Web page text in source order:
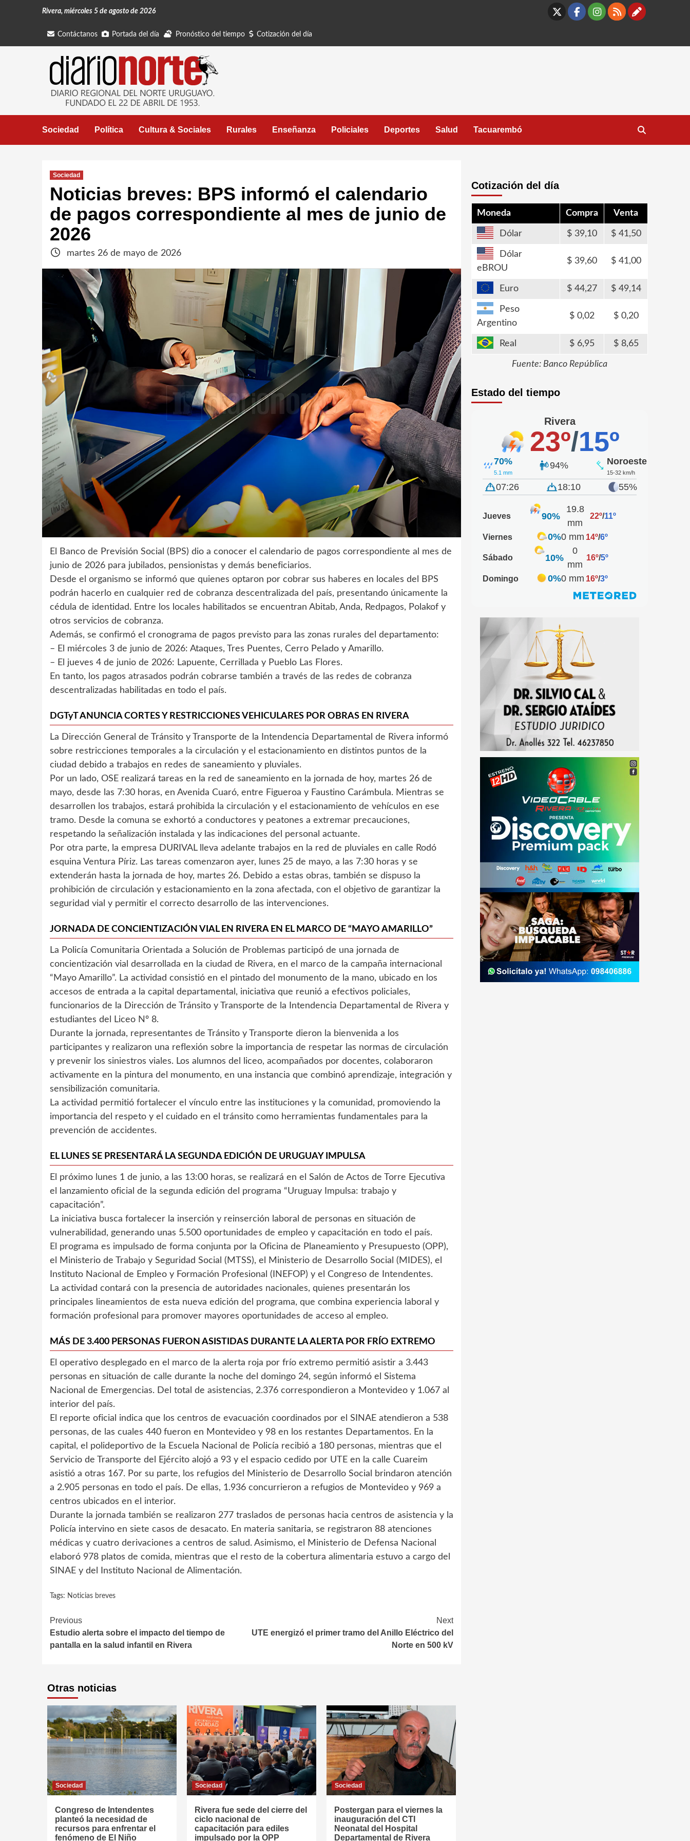
Rivera, miércoles 5 de agosto de 2026
Contáctanos Portada del día Pronóstico del tiempo Cotización del día
X Facebook
Instagram
RSS
Sociedad Política Cultura & Sociales Rurales Enseñanza Policiales Deportes Salud Tacuarembó
Sociedad
Noticias breves: BPS informó el calendario
de pagos correspondiente al mes de junio de
2026
martes 26 de mayo de 2026
El Banco de Previsión Social (BPS) dio a conocer el calendario de pagos correspondiente al mes de
junio de 2026 para jubilados, pensionistas y demás beneficiarios.
Desde el organismo se informó que quienes optaron por cobrar sus haberes en locales del BPS
podrán hacerlo en cualquier red de cobranza descentralizada del país, presentando únicamente la
cédula de identidad. Entre los locales habilitados se encuentran Abitab, Anda, Redpagos, Polakof y
otros servicios de cobranza.
Además, se confirmó el cronograma de pagos previsto para las zonas rurales del departamento:
– El miércoles 3 de junio de 2026: Ataques, Tres Puentes, Cerro Pelado y Amarillo.
– El jueves 4 de junio de 2026: Lapuente, Cerrillada y Pueblo Las Flores.
En tanto, los pagos atrasados podrán cobrarse también a través de las redes de cobranza
descentralizadas habilitadas en todo el país.
DGTyT ANUNCIA CORTES Y RESTRICCIONES VEHICULARES POR OBRAS EN RIVERA
La Dirección General de Tránsito y Transporte de la Intendencia Departamental de Rivera informó
sobre restricciones temporales a la circulación y el estacionamiento en distintos puntos de la
ciudad debido a trabajos en redes de saneamiento y pluviales.
Por un lado, OSE realizará tareas en la red de saneamiento en la jornada de hoy, martes 26 de
mayo, desde las 7:30 horas, en Avenida Cuaró, entre Figueroa y Faustino Carámbula. Mientras se
desarrollen los trabajos, estará prohibida la circulación y el estacionamiento de vehículos en ese
tramo. Desde la comuna se exhortó a conductores y peatones a extremar precauciones,
respetando la señalización instalada y las indicaciones del personal actuante.
Por otra parte, la empresa DURIVAL lleva adelante trabajos en la red de pluviales en calle Rodó
esquina Ventura Píriz. Las tareas comenzaron ayer, lunes 25 de mayo, a las 7:30 horas y se
extenderán hasta la jornada de hoy, martes 26. Debido a estas obras, también se dispuso la
prohibición de circulación y estacionamiento en la zona afectada, con el objetivo de garantizar la
seguridad vial y permitir el correcto desarrollo de las intervenciones.
JORNADA DE CONCIENTIZACIÓN VIAL EN RIVERA EN EL MARCO DE “MAYO AMARILLO”
La Policía Comunitaria Orientada a Solución de Problemas participó de una jornada de
concientización vial desarrollada en la ciudad de Rivera, en el marco de la campaña internacional
“Mayo Amarillo”. La actividad consistió en el pintado del monumento de la mano, ubicado en los
accesos de entrada a la capital departamental, iniciativa que reunió a efectivos policiales,
funcionarios de la Dirección de Tránsito y Transporte de la Intendencia Departamental de Rivera y
estudiantes del Liceo Nº 8.
Durante la jornada, representantes de Tránsito y Transporte dieron la bienvenida a los
participantes y realizaron una reflexión sobre la importancia de respetar las normas de circulación
y prevenir los siniestros viales. Los alumnos del liceo, acompañados por docentes, colaboraron
activamente en la pintura del monumento, en una instancia que combinó aprendizaje, integración y
sensibilización comunitaria.
La actividad permitió fortalecer el vínculo entre las instituciones y la comunidad, promoviendo la
importancia del respeto y el cuidado en el tránsito como herramientas fundamentales para la
prevención de accidentes.
EL LUNES SE PRESENTARÁ LA SEGUNDA EDICIÓN DE URUGUAY IMPULSA
El próximo lunes 1 de junio, a las 13:00 horas, se realizará en el Salón de Actos de Torre Ejecutiva
el lanzamiento oficial de la segunda edición del programa “Uruguay Impulsa: trabajo y
capacitación”.
La iniciativa busca fortalecer la inserción y reinserción laboral de personas en situación de
vulnerabilidad, generando unas 5.500 oportunidades de empleo y capacitación en todo el país.
El programa es impulsado de forma conjunta por la Oficina de Planeamiento y Presupuesto (OPP),
el Ministerio de Trabajo y Seguridad Social (MTSS), el Ministerio de Desarrollo Social (MIDES), el
Instituto Nacional de Empleo y Formación Profesional (INEFOP) y el Congreso de Intendentes.
La actividad contará con la presencia de autoridades nacionales, quienes presentarán los
principales lineamientos de esta nueva edición del programa, que combina experiencia laboral y
formación profesional para promover mayores oportunidades de acceso al empleo.
MÁS DE 3.400 PERSONAS FUERON ASISTIDAS DURANTE LA ALERTA POR FRÍO EXTREMO
El operativo desplegado en el marco de la alerta roja por frío extremo permitió asistir a 3.443
personas en situación de calle durante la noche del domingo 24, según informó el Sistema
Nacional de Emergencias. Del total de asistencias, 2.376 correspondieron a Montevideo y 1.067 al
interior del país.
El reporte oficial indica que los centros de evacuación coordinados por el SINAE atendieron a 538
personas, de las cuales 440 fueron en Montevideo y 98 en los restantes Departamentos. En la
capital, el polideportivo de la Escuela Nacional de Policía recibió a 180 personas, mientras que el
Servicio de Transporte del Ejército alojó a 93 y el espacio cedido por UTE en la calle Cuareim
asistió a otras 167. Por su parte, los refugios del Ministerio de Desarrollo Social brindaron atención
a 2.905 personas en todo el país. De ellas, 1.936 concurrieron a refugios de Montevideo y 969 a
centros ubicados en el interior.
Durante la jornada también se realizaron 277 traslados de personas hacia centros de asistencia y la
Policía intervino en siete casos de desacato. En materia sanitaria, se registraron 88 atenciones
médicas y cuatro derivaciones a centros de salud. Asimismo, el Ministerio de Defensa Nacional
elaboró 978 platos de comida, mientras que el resto de la cobertura alimentaria estuvo a cargo del
SINAE y del Instituto Nacional de Alimentación.
Tags: Noticias breves
Continue
Reading
Previous
Estudio alerta sobre el impacto del tiempo de
pantalla en la salud infantil en Rivera
Next
UTE energizó el primer tramo del Anillo Eléctrico del
Norte en 500 kV
Otras noticias
Sociedad
Congreso de Intendentes
planteó la necesidad de
recursos para enfrentar el
fenómeno de El Niño
Sociedad
Rivera fue sede del cierre del
ciclo nacional de
capacitación para ediles
impulsado por la OPP
Sociedad
Postergan para el viernes la
inauguración del CTI
Neonatal del Hospital
Departamental de Rivera
Cotización del día
Moneda Compra Venta
Dólar 39,10 41,50
Dólar
eBROU
39,60 41,00
Euro 44,27 49,14
Peso
Argentino
0,02 0,20
Real 6,95 8,65
Fuente: Banco República
Estado del tiempo
Rivera
23º/15º
70%
5.1 mm
94% Noroeste
15-32 km/h
07:26 18:10 55%
Jueves 90%
19.8
mm
22º/11º
Viernes 0%0 mm 14º/6º
Sábado 10%
0
mm
16º/5º
Domingo 0%0 mm 16º/3º